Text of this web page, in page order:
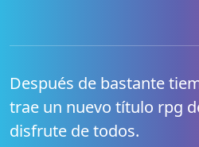
Después de bastante
trae un nuevo título rpg
disfrute de todos.